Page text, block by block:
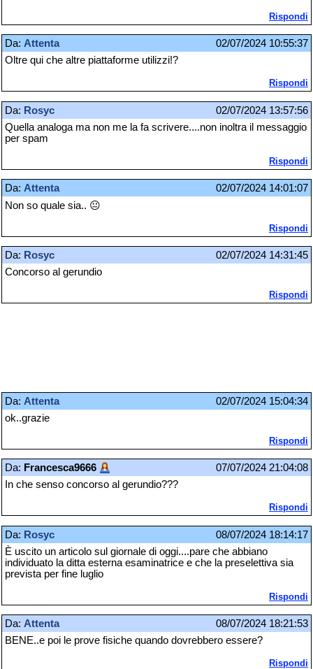
Rispondi
Da: Attenta
02/07/2024 10:55:37
Oltre qui che altre piattaforme utilizzi!?
Rispondi
Da: Rosyc
02/07/2024 13:57:56
Quella analoga ma non me la fa scrivere....non inoltra il messaggio
per spam
Rispondi
Da: Attenta
02/07/2024 14:01:07
Non so quale sia.. 😐
Rispondi
Da: Rosyc
02/07/2024 14:31:45
Concorso al gerundio
Rispondi
Da: Attenta
02/07/2024 15:04:34
ok..grazie
Rispondi
Da: Francesca9666
07/07/2024 21:04:08
In che senso concorso al gerundio???
Rispondi
Da: Rosyc
08/07/2024 18:14:17
È uscito un articolo sul giornale di oggi....pare che abbiano
individuato la ditta esterna esaminatrice e che la preselettiva sia
prevista per fine luglio
Rispondi
Da: Attenta
08/07/2024 18:21:53
BENE..e poi le prove fisiche quando dovrebbero essere?
Rispondi